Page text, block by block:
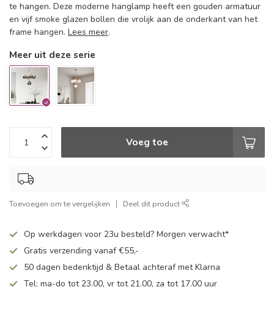
te hangen. Deze moderne hanglamp heeft een gouden armatuur
en vijf smoke glazen bollen die vrolijk aan de onderkant van het
frame hangen. Lees meer.
Meer uit deze serie
Voeg toe
Toevoegen om te vergelijken Deel dit product
Op werkdagen voor 23u besteld? Morgen verwacht*
Gratis verzending vanaf €55,-
50 dagen bedenktijd & Betaal achteraf met Klarna
Tel: ma-do tot 23.00, vr tot 21.00, za tot 17.00 uur